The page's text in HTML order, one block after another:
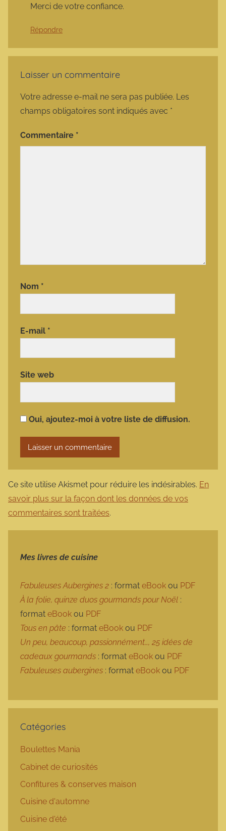
Merci de votre confiance.
Répondre
Laisser un commentaire
Votre adresse e-mail ne sera pas publiée. Les
champs obligatoires sont indiqués avec *
Commentaire *
Nom *
E-mail *
Site web
Oui, ajoutez-moi à votre liste de diffusion.
Ce site utilise Akismet pour réduire les indésirables. En
savoir plus sur la façon dont les données de vos
commentaires sont traitées.
Mes livres de cuisine
Fabuleuses Aubergines 2 : format eBook ou PDF
À la folie, quinze duos gourmands pour Noël :
format eBook ou PDF
Tous en pâte : format eBook ou PDF
Un peu, beaucoup, passionnément…, 25 idées de
cadeaux gourmands : format eBook ou PDF
Fabuleuses aubergines : format eBook ou PDF
Catégories
Boulettes Mania
Cabinet de curiosités
Confitures & conserves maison
Cuisine d'automne
Cuisine d'été